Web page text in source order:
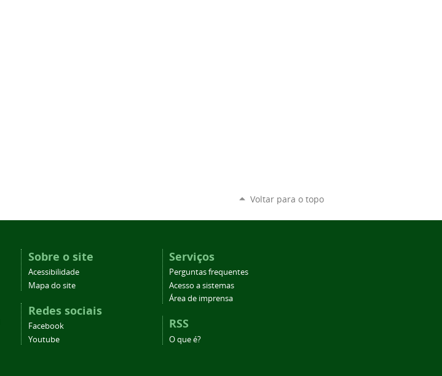
Voltar para o topo
Sobre o site
Acessibilidade
Mapa do site
Redes sociais
Facebook
Youtube
Serviços
Perguntas frequentes
Acesso a sistemas
Área de imprensa
RSS
O que é?